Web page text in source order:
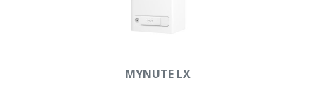
MYNUTE LX